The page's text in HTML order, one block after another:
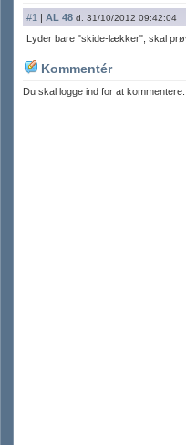
#1 | AL 48 d. 31/10/2012 09:42:04
Lyder bare "skide-lækker", skal
Kommentér
Du skal logge ind for at kommentere.